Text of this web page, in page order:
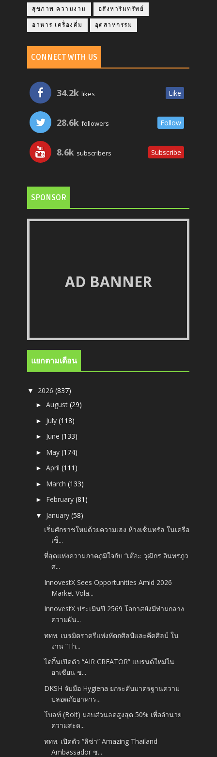
สุขภาพ ความงาม อสังหาริมทรัพย์
อาหาร เครื่องดื่ม อุตสาหกรรม
CONNECT WITH US
34.2k likes Like
28.6k followers Follow
8.6k subscribers Subscribe
SPONSOR
AD BANNER
แยกตามเดือน
▼ 2026(837)
►August(29)
► July(118)
► June(133)
► May(174)
►April(111)
► March(133)
► February(81)
▼ January(58)
เริ่มศักราชใหม่ด้วยความเฮง ห้างเซ็นทรัล ในเครือ
เซ็...
ที่สุดแห่งความภาคภูมิใจกับ “เต๊อะ วุฒิกร อินทรภูว
ศ...
InnovestX Sees Opportunities Amid 2026
Market Vola...
InnovestX ประเมินปี 2569 โอกาสยังมีท่ามกลาง
ความผัน...
ททท. เนรมิตราตรีแห่งหัตถศิลป์และคีตศิลป์ ใน
งาน “Th...
ไดกิ้นเปิดตัว “AIR CREATOR” แบรนด์ใหม่ใน
อาเซียน ช...
DKSH จับมือ Hygiena ยกระดับมาตรฐานความ
ปลอดภัยอาหาร...
โบลท์ (Bolt) มอบส่วนลดสูงสุด 50% เพื่ออำนวย
ความสะด...
ททท. เปิดตัว “ลิซ่า” Amazing Thailand
Ambassador ช...